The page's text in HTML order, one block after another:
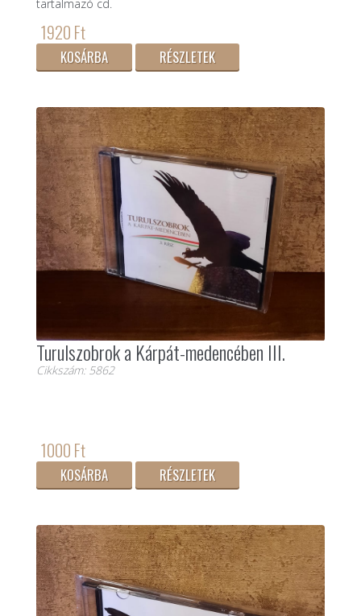
tartalmazó cd.
1920 Ft
KOSÁRBA RÉSZLETEK
Turulszobrok a Kárpát-medencében III.
Cikkszám: 5862
1000 Ft
KOSÁRBA RÉSZLETEK